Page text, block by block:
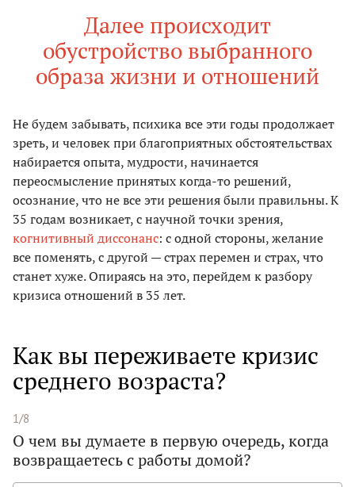
Далее происходит
обустройство выбранного
образа жизни и отношений
Не будем забывать, психика все эти годы продолжает
зреть, и человек при благоприятных обстоятельствах
набирается опыта, мудрости, начинается
переосмысление принятых когда-то решений,
осознание, что не все эти решения были правильны. К
35 годам возникает, с научной точки зрения,
когнитивный диссонанс: с одной стороны, желание
все поменять, с другой — страх перемен и страх, что
станет хуже. Опираясь на это, перейдем к разбору
кризиса отношений в 35 лет.
Как вы переживаете кризис
среднего возраста?
1/8
О чем вы думаете в первую очередь, когда
возвращаетесь с работы домой?